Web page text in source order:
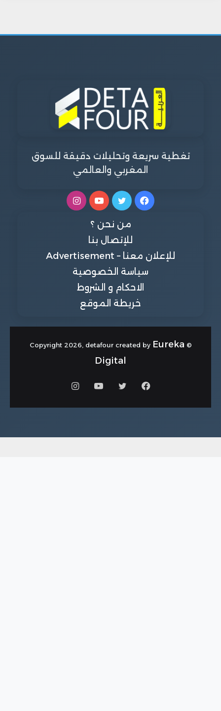
تغطية سريعة وتحليلات دقيقة للسوق
المغربي والعالمي
فيسبوكتويتر يوتيوبانستقرام
من نحن ؟
للإتصال بنا
للإعلان معنا – Advertisement
سياسة الخصوصية
الاحكام و الشروط
خريطة الموقع
© Copyright 2026, detafour created by
Eureka
Digital
فيسبوكتويتر يوتيوبانستقرام